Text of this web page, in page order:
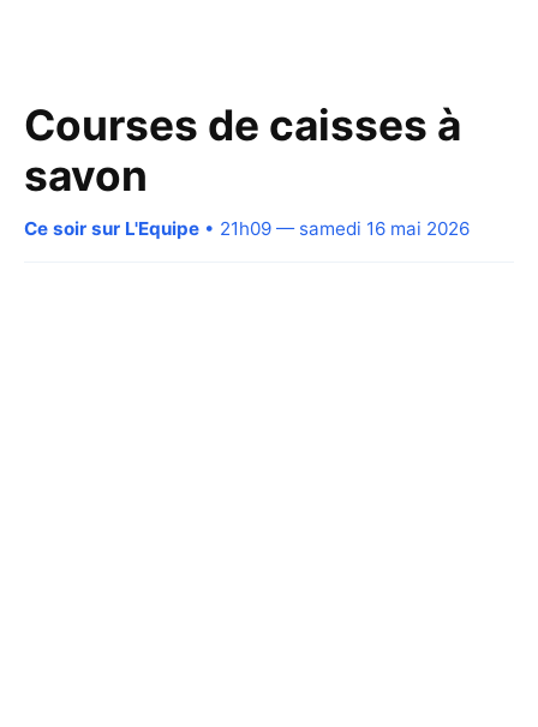
Courses de caisses à
savon
Ce soir sur L'Equipe • 21h09 — samedi 16 mai 2026